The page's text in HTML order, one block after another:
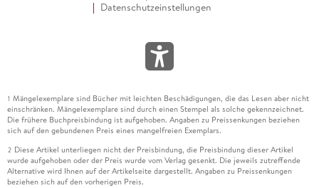
Datenschutzeinstellungen
1 Mängelexemplare sind Bücher mit leichten Beschädigungen, die das Lesen aber nicht
einschränken. Mängelexemplare sind durch einen Stempel als solche gekennzeichnet.
Die frühere Buchpreisbindung ist aufgehoben. Angaben zu Preissenkungen beziehen
sich auf den gebundenen Preis eines mangelfreien Exemplars.
2 Diese Artikel unterliegen nicht der Preisbindung, die Preisbindung dieser Artikel
wurde aufgehoben oder der Preis wurde vom Verlag gesenkt. Die jeweils zutreffende
Alternative wird Ihnen auf der Artikelseite dargestellt. Angaben zu Preissenkungen
beziehen sich auf den vorherigen Preis.